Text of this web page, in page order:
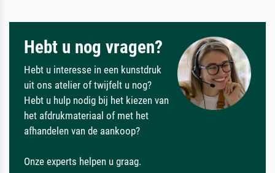
Hebt u nog vragen?
Hebt u interesse in een kunstdruk
uit ons atelier of twijfelt u nog?
Hebt u hulp nodig bij het kiezen van
het afdrukmateriaal of met het
afhandelen van de aankoop?
Onze experts helpen u graag.